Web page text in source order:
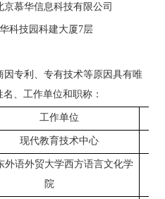
慕华信息科技有限公司
科技园科建大厦7层
因专利、专有技术等原因具有唯
、工作单位和职称：
工作单位
现代教育技术中心
外语外贸大学西方语言文化学
院